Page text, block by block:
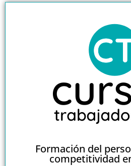
Formación del
competitividad